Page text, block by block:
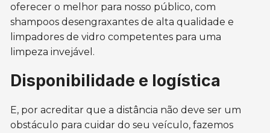
oferecer o melhor para nosso público, com
shampoos desengraxantes de alta qualidade e
limpadores de vidro competentes para uma
limpeza invejável.
Disponibilidade e logística
E, por acreditar que a distância não deve ser um
obstáculo para cuidar do seu veículo, fazemos